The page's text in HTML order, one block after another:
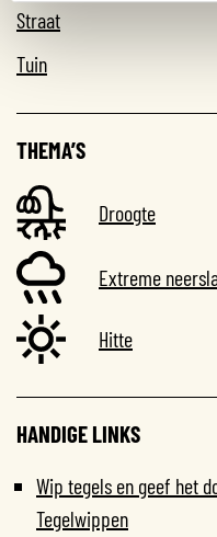
Straat
Tuin
THEMA’S
Droogte
Extreme
Hitte
HANDIGE LINKS
Wip tegels en geef het
Tegelwippen